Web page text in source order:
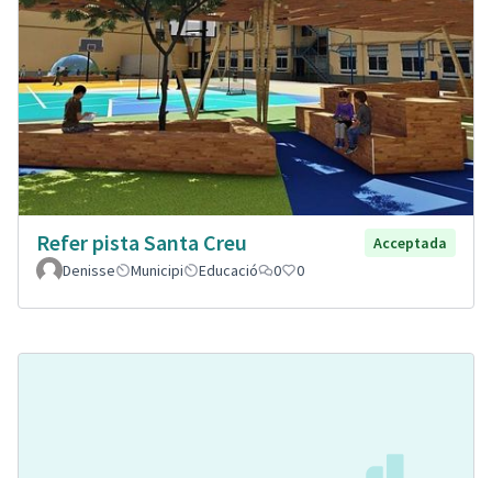
Refer pista Santa Creu
Acceptada
Denisse
Municipi Educació 0 0